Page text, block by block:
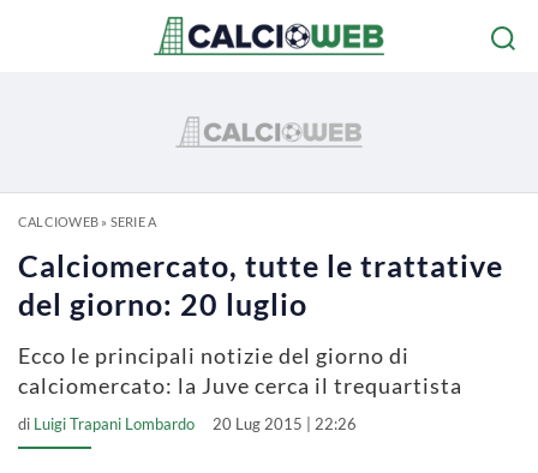
CALCIOWEB» SERIE A
Calciomercato, tutte le trattative
del giorno: 20 luglio
Ecco le principali notizie del giorno di
calciomercato: la Juve cerca il trequartista
di Luigi Trapani Lombardo 20 Lug 2015 | 22:26